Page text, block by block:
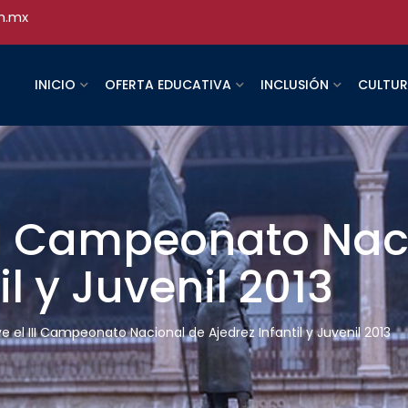
INICIO OFERTA EDUCATIVA INCLUSIÓN
Campeonato
y Juvenil 2013
el III Campeonato Nacional de Ajedrez Infantil y Juvenil 2013